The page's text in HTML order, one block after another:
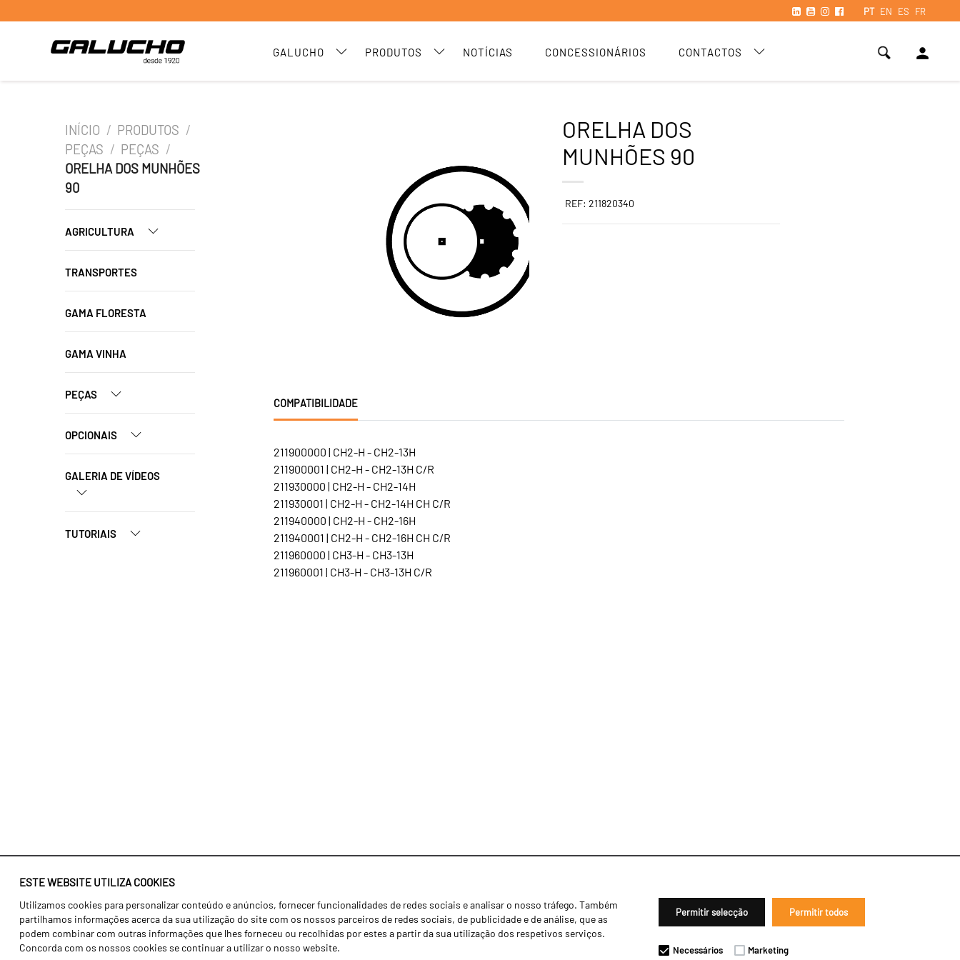
PT EN ES FR
GALUCHO PRODUTOS NOTÍCIAS CONCESSIONÁRIOS CONTACTOS person
ESTE WEBSITE UTILIZA COOKIES
Utilizamos cookies para personalizar conteúdo e anúncios, fornecer funcionalidades de redes sociais e analisar o nosso tráfego. Também
partilhamos informações acerca da sua utilização do site com os nossos parceiros de redes sociais, de publicidade e de análise, que as
podem combinar com outras informações que lhes forneceu ou recolhidas por estes a partir da sua utilização dos respetivos serviços.
Concorda com os nossos cookies se continuar a utilizar o nosso website.
Permitir selecção Permitir todos
Necessários Marketing
INÍCIO / PRODUTOS /
PEÇAS / PEÇAS /
ORELHA DOS MUNHÕES
90
AGRICULTURA
TRANSPORTES
GAMA FLORESTA
GAMA VINHA
PEÇAS
OPCIONAIS
GALERIA DE VÍDEOS
TUTORIAIS
ORELHA DOS
MUNHÕES 90
REF: 211820340
COMPATIBILIDADE
211900000 | CH2-H - CH2-13H
211900001 | CH2-H - CH2-13H C/R
211930000 | CH2-H - CH2-14H
211930001 | CH2-H - CH2-14H CH C/R
211940000 | CH2-H - CH2-16H
211940001 | CH2-H - CH2-16H CH C/R
211960000 | CH3-H - CH3-13H
211960001 | CH3-H - CH3-13H C/R
Identidade
História
Fábrica / Produção
Agricultura
Transportes
Gama Floresta
Notícias
Concessionários